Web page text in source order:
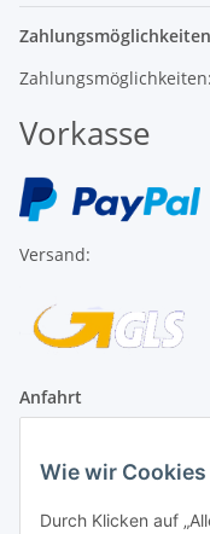
Zahlungsmöglichkeiten:
Vorkasse
Versand:
Anfahrt
1A Football Angebote
1A-Football ist
Wie wir
Durch Klicken auf